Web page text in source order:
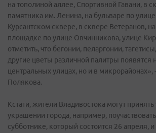
на тополиной аллее, Спортивной Гавани, в
памятника им. Ленина, на бульваре по
Курсантском сквере, в сквере Ветеранов,
площадке по улице Овчинникова, улице
отметить, что бегонии, пеларгонии,
другие цветы различной палитры появятся
центральных улицах, но и в микрорайонах»,
Полякова.
Кстати, жители Владивостока могут принять
украшении города, например,
субботнике, который состоится 26 апреля, и